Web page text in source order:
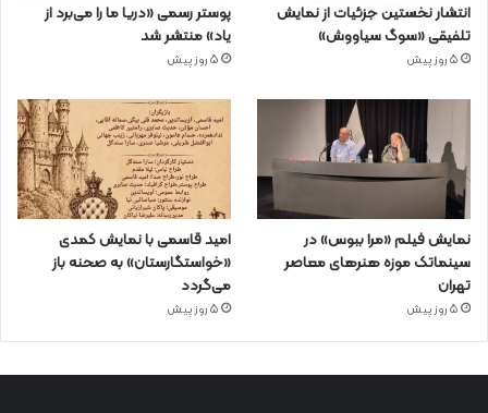
انتشار نخستین جزئیات از نمایش
تلفیقی «سوگ سیاووش»
5 روز پیش
پوستر رسمی «دریا ما را می‌برد از
یاد» منتشر شد
5 روز پیش
نمایش فیلم «مرا ببوس» در
سینماتک موزه هنرهای معاصر
تهران
5 روز پیش
امید قاسمی با نمایش کمدی
«خواستگارستان» به صحنه باز
می‌گردد
5 روز پیش